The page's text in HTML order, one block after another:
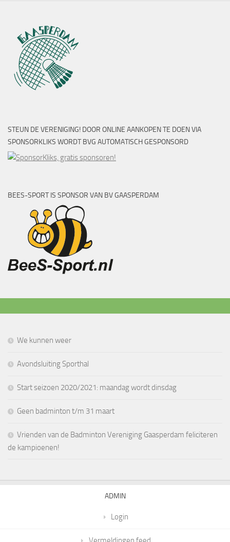
STEUN DE VERENIGING! DOOR ONLINE AANKOPEN TE DOEN VIA
SPONSORKLIKS WORDT BVG AUTOMATISCH GESPONSORD
BEES-SPORT IS SPONSOR VAN BV GAASPERDAM
We kunnen weer
Avondsluiting Sporthal
Start seizoen 2020/2021: maandag wordt dinsdag
Geen badminton t/m 31 maart
Vrienden van de Badminton Vereniging Gaasperdam feliciteren
de kampioenen!
ADMIN
Login